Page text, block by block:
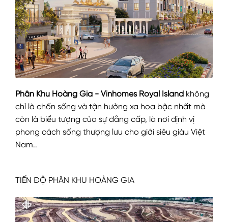
Phân Khu Hoàng Gia - Vinhomes Royal Island không
chỉ là chốn sống và tận hưởng xa hoa bậc nhất mà
còn là biểu tượng của sự đẳng cấp, là nơi định vị
phong cách sống thượng lưu cho giới siêu giàu Việt
Nam..
TIẾN ĐỘ PHÂN KHU HOÀNG GIA